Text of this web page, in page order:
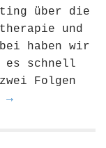
über die
und
haben wir
es schnell
Folgen
→